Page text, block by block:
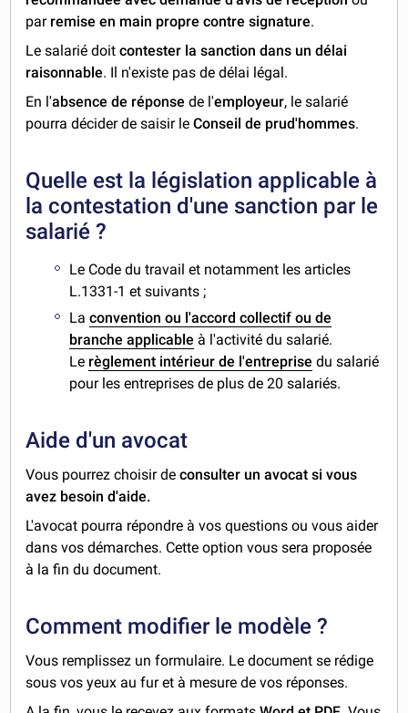
par remise en main propre contre signature.
Le salarié doitcontester la sanction dans un délai
raisonnable. Il n'existe pas de délai légal.
En l'absence de réponsede l'employeur, le salarié
pourra décider de saisir le Conseil de prud'hommes.
Quelle est la législation applicable à
la contestation d'une sanction par le
salarié ?
Le Code du travail et notamment les articles
L.1331-1 et suivants ;
Laconvention ou l'accord collectif ou de
branche applicable à l'activité du salarié.
Le règlement intérieur de l'entreprise du salarié
pour les entreprises de plus de 20 salariés.
Aide d'un avocat
Vous pourrez choisir deconsulter un avocat si vous
avez besoin d'aide.
L'avocat pourra répondre à vos questions ou vous aider
dans vos démarches. Cette option vous sera proposée
à la fin du document.
Comment modifier le modèle ?
Vous remplissez un formulaire. Le document se rédige
sous vos yeux au fur et à mesure de vos réponses.